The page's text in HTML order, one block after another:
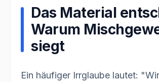
Das Material
Warum
siegt
Ein häufiger Irrglaube lautet: